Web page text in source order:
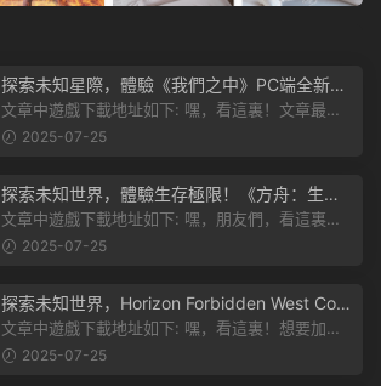
探索未知星際，體驗《我們之中》PC端全新版
本
文章中遊戲下載地址如下: 嘿，看這裏！文章最後
有個圖片，點一下就能加入我們遊...
2025-07-25
探索未知世界，體驗生存極限！《方舟：生存
飛升》v38.9中文版全新升級！
文章中遊戲下載地址如下: 嘿，朋友們，看這裏！
《方舟：生存飛升》這個遊戲超火...
2025-07-25
探索未知世界，Horizon Forbidden West Com
plete Edition正式發布！
文章中遊戲下載地址如下: 嘿，看這裏！想要加入
遊戲資源分享群，就點文章最後那...
2025-07-25